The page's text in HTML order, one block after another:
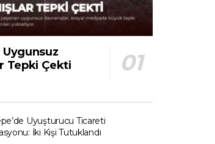
Uygunsuz
Tepki Çekti
Uyuşturucu Ticareti
İki Kişi Tutuklandı